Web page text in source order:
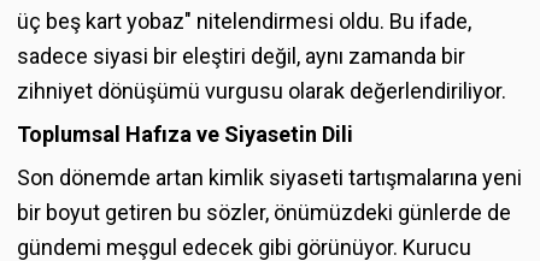
üç beş kart yobaz" nitelendirmesi oldu. Bu ifade,
sadece siyasi bir eleştiri değil, aynı zamanda bir
zihniyet dönüşümü vurgusu olarak değerlendiriliyor.
Toplumsal Hafıza ve Siyasetin Dili
Son dönemde artan kimlik siyaseti tartışmalarına yeni
bir boyut getiren bu sözler, önümüzdeki günlerde de
gündemi meşgul edecek gibi görünüyor. Kurucu